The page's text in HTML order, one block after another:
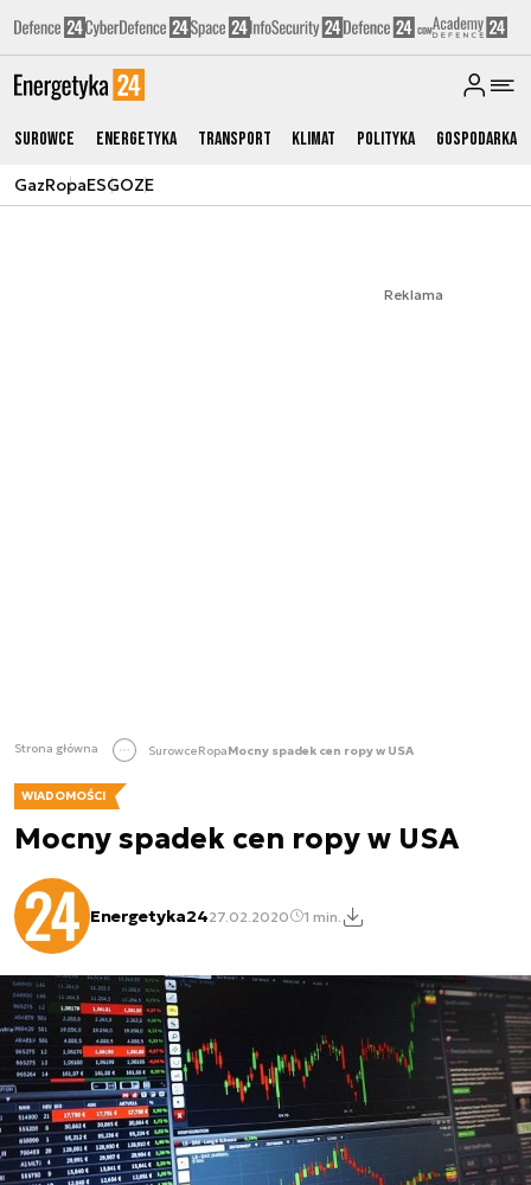
Surowce Energetyka Transport Klimat Polityka Gospodarka
GazRopaESGOZE
Reklama
Strona główna SurowceRopaMocny spadek cen ropy w USA
WIADOMOŚCI
Mocny spadek cen ropy w USA
Energetyka2427.02.2020 1 min.